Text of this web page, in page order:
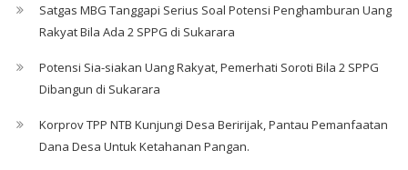
Satgas MBG Tanggapi Serius Soal Potensi Penghamburan Uang
Rakyat Bila Ada 2 SPPG di Sukarara
Potensi Sia-siakan Uang Rakyat, Pemerhati Soroti Bila 2 SPPG
Dibangun di Sukarara
Korprov TPP NTB Kunjungi Desa Beririjak, Pantau Pemanfaatan
Dana Desa Untuk Ketahanan Pangan.